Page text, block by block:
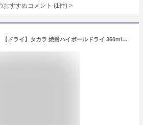
おすすめコメント (1件) >
【送料無料】【宝】【ドライ】タカラ 焼酎ハイボールドライ 350ml缶×2ケース（48本）チューハイ ケース 詰め合わせ サワー AIB